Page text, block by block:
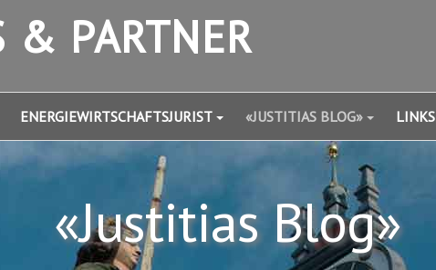
& PARTNER
ENERGIEWIRTSCHAFTSJURIST «JUSTITIAS BLOG» LINKS
«Justitias Blog»